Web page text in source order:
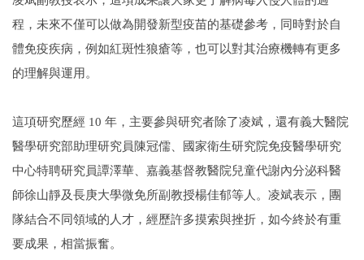
程，未來不僅可以做為開發新型疫苗的基礎參考，同時對於自
體免疫疾病，例如紅斑性狼瘡等，也可以對其治療機轉有更多
的理解與運用。
這項研究歷經 10 年，主要參與研究者除了凌斌，還有義大醫院
醫學研究部助理研究員陳冠儒、國家衛生研究院免疫醫學研究
中心特聘研究員譚澤華、嘉義基督教醫院兒童代謝內分泌科醫
師徐山靜及長庚大學微免所副教授楊佳郁等人。凌斌表示，團
隊結合不同領域的人才，經歷許多摸索與挫折，如今終於有重
要成果，相當振奮。